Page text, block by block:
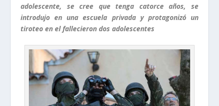
adolescente, se cree que tenga catorce años, se
introdujo en una escuela privada y protagonizó un
tiroteo en el fallecieron dos adolescentes